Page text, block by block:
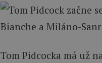
Tom Pidcocka má už